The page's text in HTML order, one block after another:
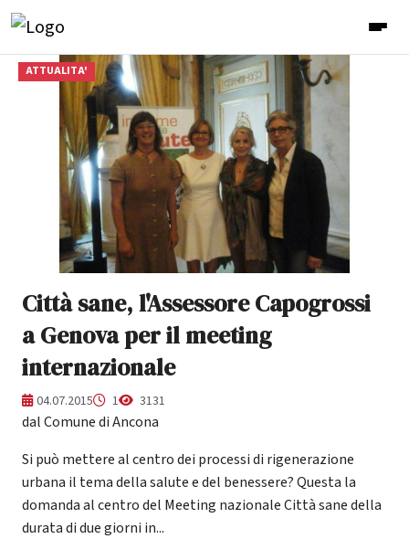
ATTUALITA'
Città sane, l'Assessore Capogrossi
a Genova per il meeting
internazionale
04.07.2015 1 3131
dal Comune di Ancona
Si può mettere al centro dei processi di rigenerazione
urbana il tema della salute e del benessere? Questa la
domanda al centro del Meeting nazionale Città sane della
durata di due giorni in...